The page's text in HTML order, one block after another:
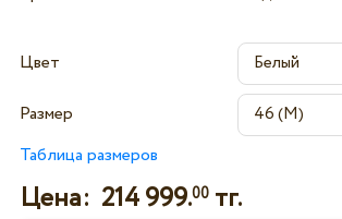
Цвет
Размер
Таблица размеров
Цена: 214 999.00тг.